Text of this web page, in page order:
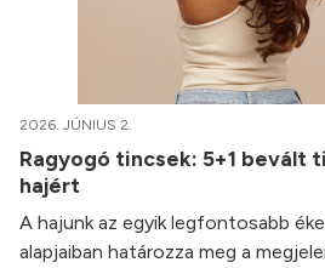
2026. JÚNIUS 2.
Ragyogó tincsek: 5+1 bevált
hajért
A hajunk az egyik legfontosabb
alapjaiban határozza meg a